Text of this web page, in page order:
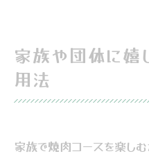
家族や団体に嬉
用法
家族で焼肉コースを楽し